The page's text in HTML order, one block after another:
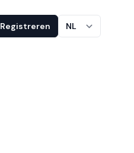
Registreren NL